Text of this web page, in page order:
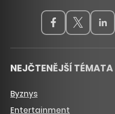
NEJČTENĚJŠÍ TÉMATA
Byznys
Entertainment